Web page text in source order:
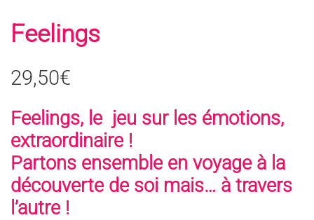
Feelings
29,50€
Feelings, le jeu sur les émotions,
extraordinaire !
Partons ensemble en voyage à la
découverte de soi mais… à travers
l’autre !